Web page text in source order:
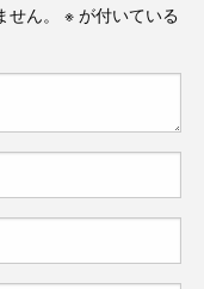
ん。 ※ が付いている